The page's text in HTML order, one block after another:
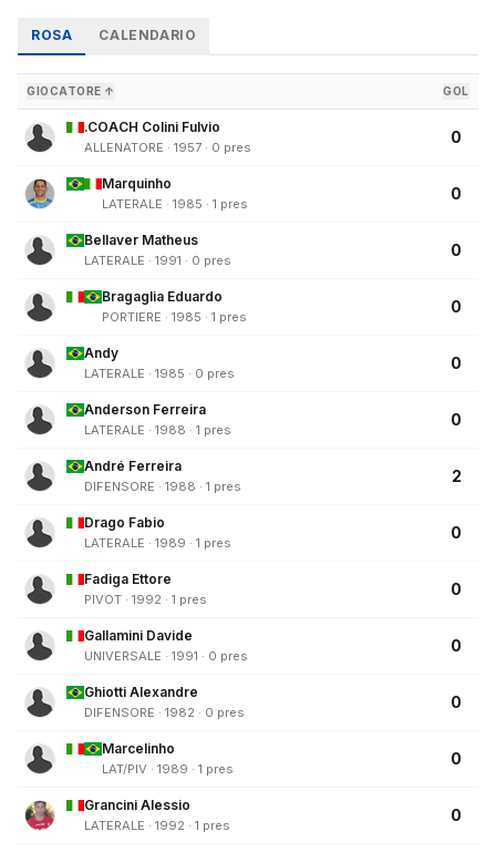
ROSA CALENDARIO
GIOCATORE ↑ GOL
.COACH Colini Fulvio
ALLENATORE · 1957 · 0 pres
0
Marquinho
LATERALE · 1985 · 1 pres
0
Bellaver Matheus
LATERALE · 1991 · 0 pres
0
Bragaglia Eduardo
PORTIERE · 1985 · 1 pres
0
Andy
LATERALE · 1985 · 0 pres
0
Anderson Ferreira
LATERALE · 1988 · 1 pres
0
André Ferreira
DIFENSORE · 1988 · 1 pres
2
Drago Fabio
LATERALE · 1989 · 1 pres
0
Fadiga Ettore
PIVOT · 1992 · 1 pres
0
Gallamini Davide
UNIVERSALE · 1991 · 0 pres
0
Ghiotti Alexandre
DIFENSORE · 1982 · 0 pres
0
Marcelinho
LAT/PIV · 1989 · 1 pres
0
Grancini Alessio
LATERALE · 1992 · 1 pres
0